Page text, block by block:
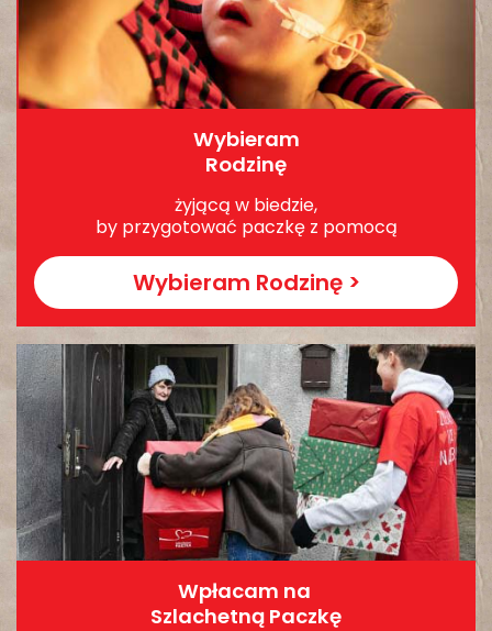
Wybieram
Rodzinę
żyjącą w biedzie,
by przygotować paczkę z pomocą
Wybieram Rodzinę >
Wpłacam na
Szlachetną Paczkę